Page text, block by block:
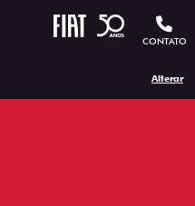
CONTATO
Alterar